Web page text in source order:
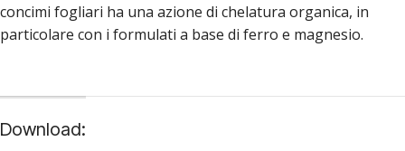
concimi fogliari ha una azione di chelatura organica, in
particolare con i formulati a base di ferro e magnesio.
Download: